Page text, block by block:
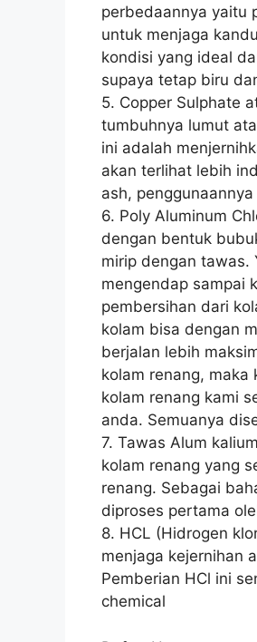
perbedaannya yaitu
untuk menjaga
kondisi yang ideal
supaya tetap biru
5. Copper Sulphate
tumbuhnya lumut
ini adalah
akan terlihat lebih
ash,
6. Poly Aluminum
dengan bentuk
mirip dengan tawas.
mengendap sampai
pembersihan dari
kolam bisa dengan
berjalan lebih
kolam renang,
kolam renang kami
anda. Semuanya
7. Tawas Alum
kolam renang yang
renang. Sebagai
diproses pertama
8. HCL (Hidrogen
menjaga kejernihan
Pemberian HCl ini
chemical